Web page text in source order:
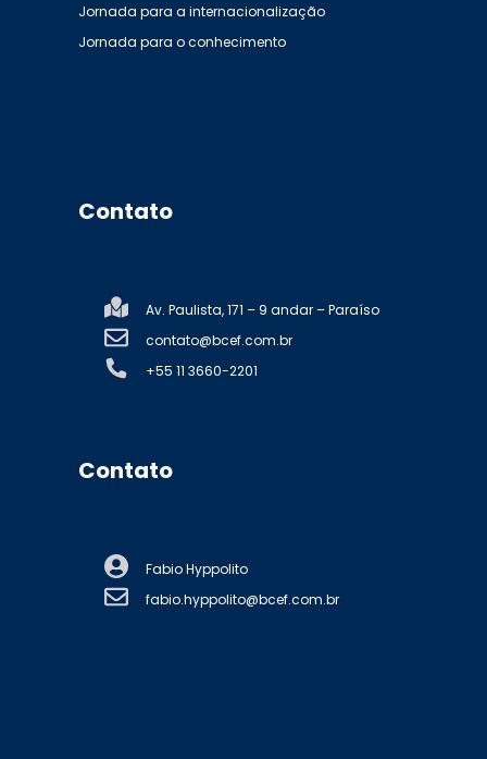
Jornada para a internacionalização
Jornada para o conhecimento
Contato
Av. Paulista, 171 – 9 andar – Paraíso
contato@bcef.com.br
+55 11 3660-2201
Contato
Fabio Hyppolito
fabio.hyppolito@bcef.com.br